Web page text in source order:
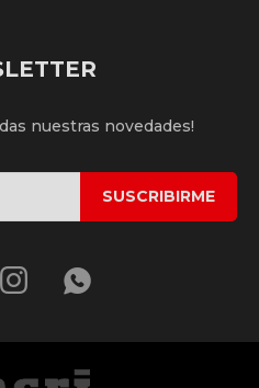
nuestras novedades!
SUSCRIBIRME
 